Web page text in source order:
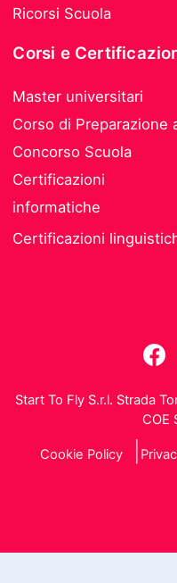
Ricorsi Scuola
Corsi e
Master universitari
Corso di Preparazione
Concorso Scuola
Certificazioni
informatiche
Certificazioni
Start To Fly S.r.l. Strada
COE
Cookie Policy